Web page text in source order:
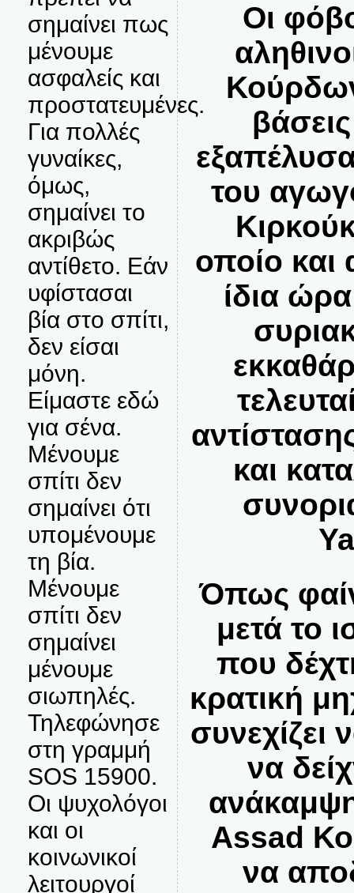
σημαίνει πως
μένουμε
ασφαλείς και
προστατευμένες.
Για πολλές
γυναίκες,
όμως,
σημαίνει το
ακριβώς
αντίθετο. Εάν
υφίστασαι
βία στο σπίτι,
δεν είσαι
μόνη.
Είμαστε εδώ
για σένα.
Μένουμε
σπίτι δεν
σημαίνει ότι
υπομένουμε
τη βία.
Μένουμε
σπίτι δεν
σημαίνει
μένουμε
σιωπηλές.
Τηλεφώνησε
στη γραμμή
SOS 15900.
Οι ψυχολόγοι
και οι
κοινωνικοί
λειτουργοί
Οι
του
οποίο και
ίδια
και
Όπως
μετά το
που
κρατική
συνεχίζει
να
Assad
να